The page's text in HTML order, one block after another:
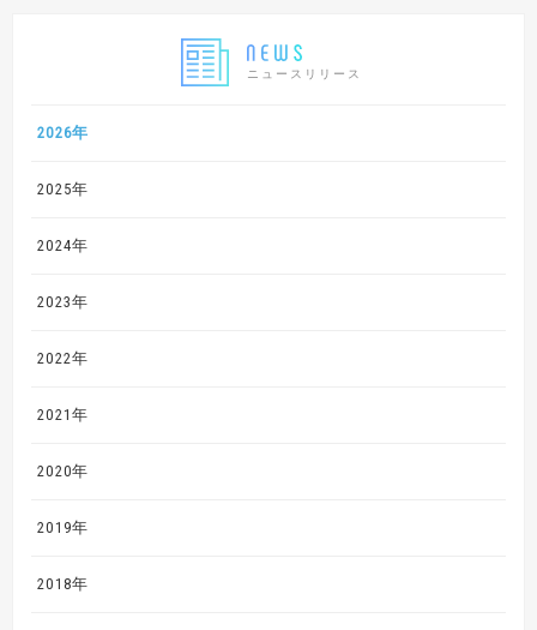
ニュースリリース
2026年
2025年
2024年
2023年
2022年
2021年
2020年
2019年
2018年